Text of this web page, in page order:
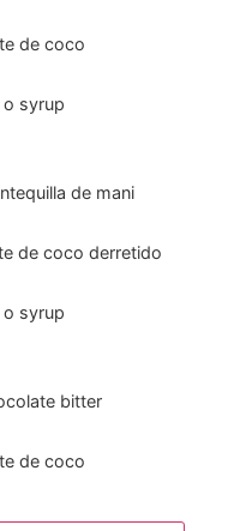
de coco
o syrup
de mani
de coco derretido
o syrup
bitter
de coco